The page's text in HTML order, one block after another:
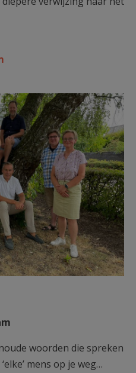
team.jpg
woorden die spreken
mens op je weg…